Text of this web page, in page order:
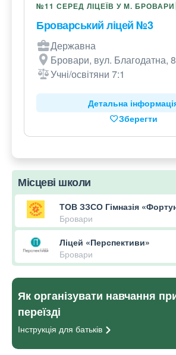
№11 СЕРЕД ЛІЦЕЇВ У М. БРОВАРИ
Броварський ліцей №3
Державна
Бровари, вул. Благодатна,
Учні/освітяни 7:1
Детальна
Зберегти
Місцеві школи
ТОВ ЗЗСО Гімназія
Бровари
Ліцей «Перспективи»
Бровари
Як організувати навчання
переїзді
Інструкція для батьків